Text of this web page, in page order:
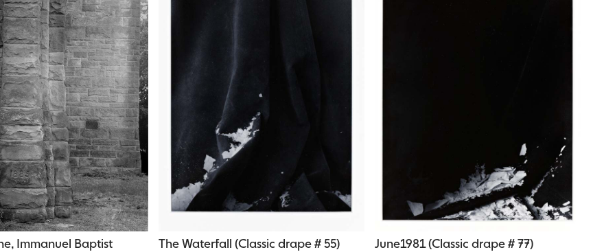
Immanuel Baptist
The Waterfall (Classic drape # 55) June1981 (Classic drape # 77)